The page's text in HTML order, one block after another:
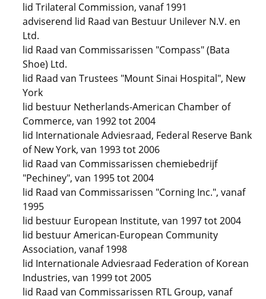
lid Trilateral Commission, vanaf 1991
adviserend lid Raad van Bestuur Unilever N.V. en
Ltd.
lid Raad van Commissarissen "Compass" (Bata
Shoe) Ltd.
lid Raad van Trustees "Mount Sinai Hospital", New
York
lid bestuur Netherlands-American Chamber of
Commerce, van 1992 tot 2004
lid Internationale Adviesraad, Federal Reserve Bank
of New York, van 1993 tot 2006
lid Raad van Commissarissen chemiebedrijf
"Pechiney", van 1995 tot 2004
lid Raad van Commissarissen "Corning Inc.", vanaf
1995
lid bestuur European Institute, van 1997 tot 2004
lid bestuur American-European Community
Association, vanaf 1998
lid Internationale Adviesraad Federation of Korean
Industries, van 1999 tot 2005
lid Raad van Commissarissen RTL Group, vanaf